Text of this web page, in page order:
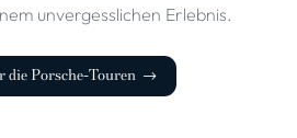
unvergesslichen Erlebnis.
die Porsche-Touren